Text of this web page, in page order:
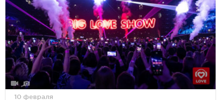
10 февраля